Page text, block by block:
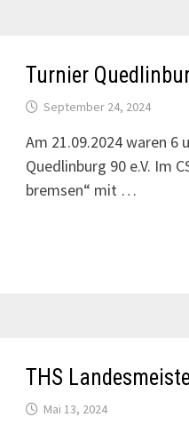
Turnier
September 24, 2024
Am 21.09.2024 waren 6
Quedlinburg 90 e.V. Im
bremsen“ mit …
THS
Mai 13, 2024